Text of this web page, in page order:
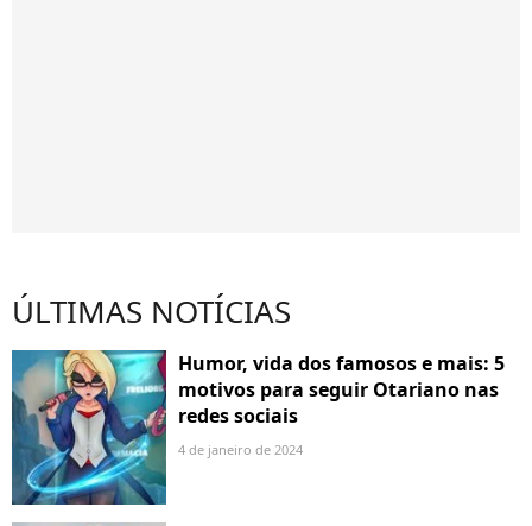
ÚLTIMAS NOTÍCIAS
Humor, vida dos famosos e mais: 5
motivos para seguir Otariano nas
redes sociais
4 de janeiro de 2024